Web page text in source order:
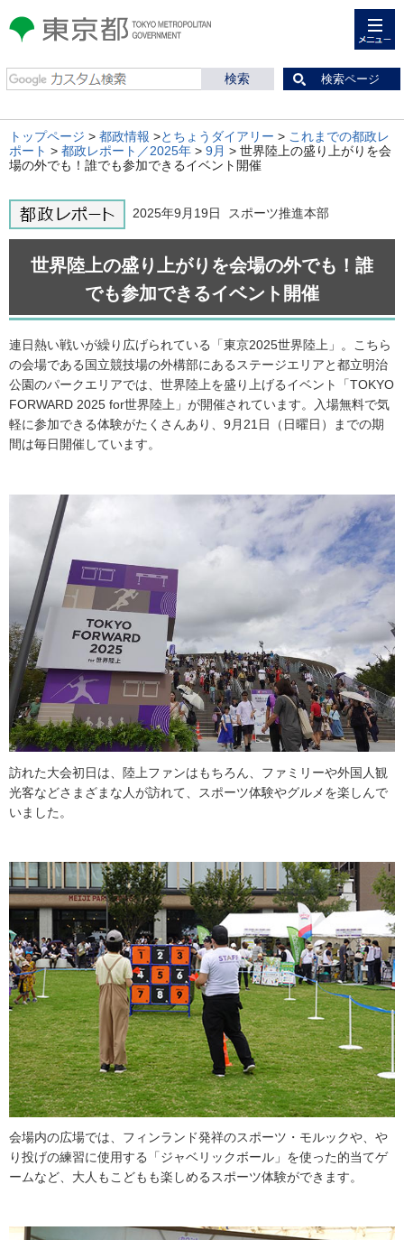
東京都 TOKYO METROPOLITAN
GOVERNMENT
検索ページ
トップページ > 都政情報 >とちょうダイアリー > これまでの都政レ
ポート > 都政レポート／2025年 > 9月 > 世界陸上の盛り上がりを会
場の外でも！誰でも参加できるイベント開催
2025年9月19日 スポーツ推進本部
世界陸上の盛り上がりを会場の外でも！誰
でも参加できるイベント開催
連日熱い戦いが繰り広げられている「東京2025世界陸上」。こちら
の会場である国立競技場の外構部にあるステージエリアと都立明治
公園のパークエリアでは、世界陸上を盛り上げるイベント「TOKYO
FORWARD 2025 for世界陸上」が開催されています。入場無料で気
軽に参加できる体験がたくさんあり、9月21日（日曜日）までの期
間は毎日開催しています。
訪れた大会初日は、陸上ファンはもちろん、ファミリーや外国人観
光客などさまざまな人が訪れて、スポーツ体験やグルメを楽しんで
いました。
会場内の広場では、フィンランド発祥のスポーツ・モルックや、や
り投げの練習に使用する「ジャベリックボール」を使った的当てゲ
ームなど、大人もこどもも楽しめるスポーツ体験ができます。